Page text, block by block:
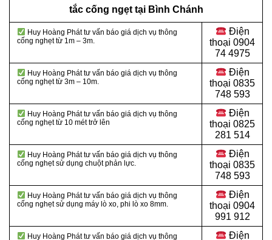
tắc cống ngẹt tại Bình Chánh
Huy Hoàng Phát tư vấn báo giá dịch vụ thông
cống nghẹt từ 1m – 3m.
Điện
thoại 0904
74 4975
Huy Hoàng Phát tư vấn báo giá dịch vụ thông
cống nghẹt từ 3m – 10m.
Điện
thoại 0835
748 593
Huy Hoàng Phát tư vấn báo giá dịch vụ thông
cống nghẹt từ 10 mét trở lên
Điện
thoại 0825
281 514
Huy Hoàng Phát tư vấn báo giá dịch vụ thông
cống nghẹt sử dụng chuột phản lực.
Điện
thoại 0835
748 593
Huy Hoàng Phát tư vấn báo giá dịch vụ thông
cống nghẹt sử dụng máy lò xo, phi lò xo 8mm.
Điện
thoại 0904
991 912
Huy Hoàng Phát tư vấn báo giá dịch vụ thông Điện